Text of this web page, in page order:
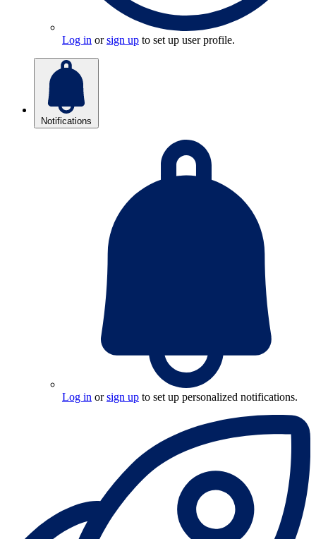
Log in orsign up to set up user profile.
Notifications
Log in orsign up to set up personalized notifications.